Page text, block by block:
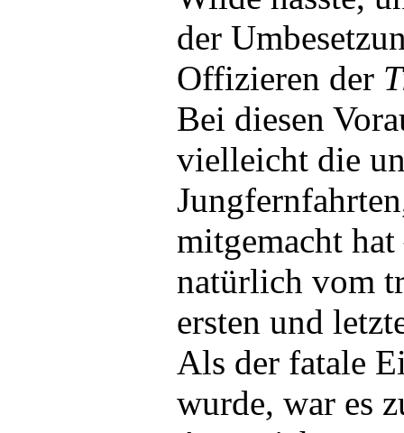
der
Offizieren der
Bei diesen
vielleicht die
mitgemacht hat
natürlich vom
ersten und
Als der fatale
wurde, war es